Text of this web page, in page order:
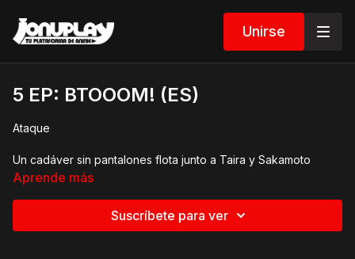
Unirse
5 EP: BTOOOM! (ES)
Ataque
Un cadáver sin pantalones flota junto a Taira y Sakamoto
mientras están almorzando. Cuando Sakamoto se va a
Aprende más
Suscríbete para ver